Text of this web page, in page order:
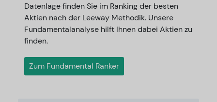
Datenlage finden Sie im Ranking der besten
Aktien nach der Leeway Methodik. Unsere
Fundamentalanalyse hilft Ihnen dabei Aktien zu
finden.
Zum Fundamental Ranker